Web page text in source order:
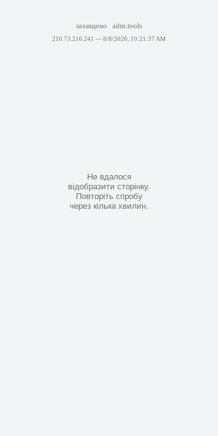
захищено adm.tools
216.73.216.241 — 8/8/2026, 10:21:37 AM
Не вдалося
відобразити сторінку.
Повторіть спробу
через кілька хвилин.